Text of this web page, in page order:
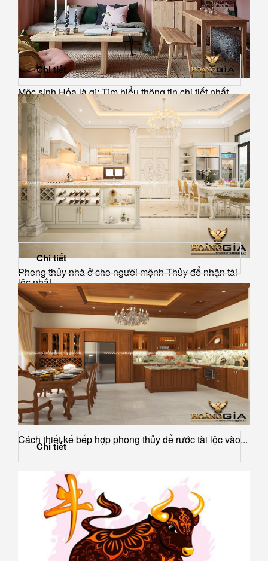
Mộc sinh Hỏa là gì: Tìm hiểu thông tin chi tiết nhất
Chi tiết
Phong thủy nhà ở cho người mệnh Thủy để nhận tài
lộc nhất
Chi tiết
Cách thiết kế bếp hợp phong thủy để rước tài lộc vào...
Chi tiết